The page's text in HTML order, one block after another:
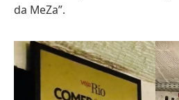
da MeZa”.